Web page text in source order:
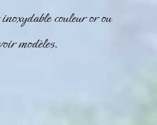
couleur or ou
modèles.